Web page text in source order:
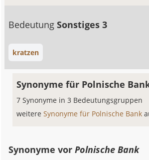
BedeutungSonstiges 3
kratzen
Synonyme für Polnische
7 Synonyme in 3 Bedeutungsgruppen
weitereSynonyme für Polnische Bank
Synonyme vorPolnische Bank